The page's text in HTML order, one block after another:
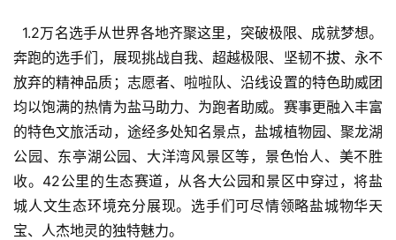
1.2万名选手从世界各地齐聚这里，突破极限、成就梦想。
奔跑的选手们，展现挑战自我、超越极限、坚韧不拔、永不
放弃的精神品质；志愿者、啦啦队、沿线设置的特色助威团
均以饱满的热情为盐马助力、为跑者助威。赛事更融入丰富
的特色文旅活动，途经多处知名景点，盐城植物园、聚龙湖
公园、东亭湖公园、大洋湾风景区等，景色怡人、美不胜
收。42公里的生态赛道，从各大公园和景区中穿过，将盐
城人文生态环境充分展现。选手们可尽情领略盐城物华天
宝、人杰地灵的独特魅力。